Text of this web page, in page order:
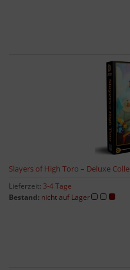
Slayers of High Toro – Deluxe
Lieferzeit: 3-4 Tage
Bestand: nicht auf Lager